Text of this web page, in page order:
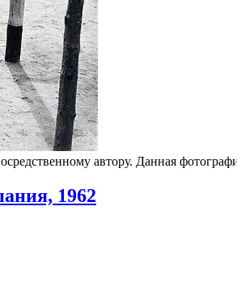
автору. Данная
1962